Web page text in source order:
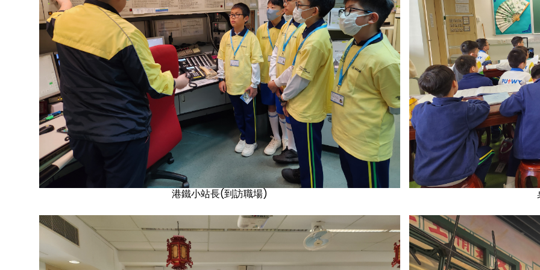
港鐵小站長(到訪職場)